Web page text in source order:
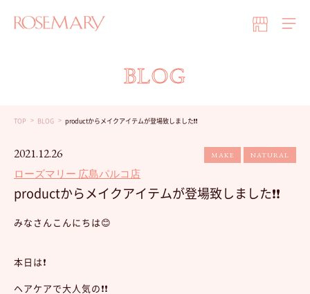
BLOG
TOP BLOG productからメイクアイテムが登場致しました❗️❗️
2021.12.26
ローズマリー 広島パルコ店
MAKE NATURAL
productからメイクアイテムが登場致しました❗️❗️
みなさんこんにちは😊
本日は❗️
ヘアケアで大人気の❗️❗️